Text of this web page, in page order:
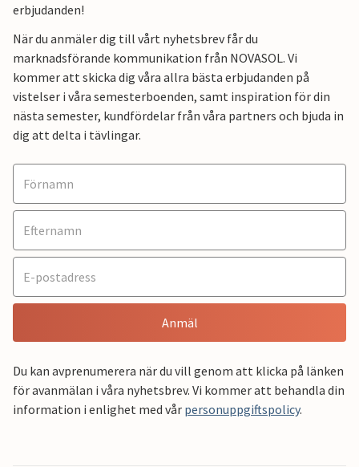
erbjudanden!
När du anmäler dig till vårt nyhetsbrev får du
marknadsförande kommunikation från NOVASOL. Vi
kommer att skicka dig våra allra bästa erbjudanden på
vistelser i våra semesterboenden, samt inspiration för din
nästa semester, kundfördelar från våra partners och bjuda in
dig att delta i tävlingar.
Anmäl
Du kan avprenumerera när du vill genom att klicka på länken
för avanmälan i våra nyhetsbrev. Vi kommer att behandla din
information i enlighet med vår personuppgiftspolicy.